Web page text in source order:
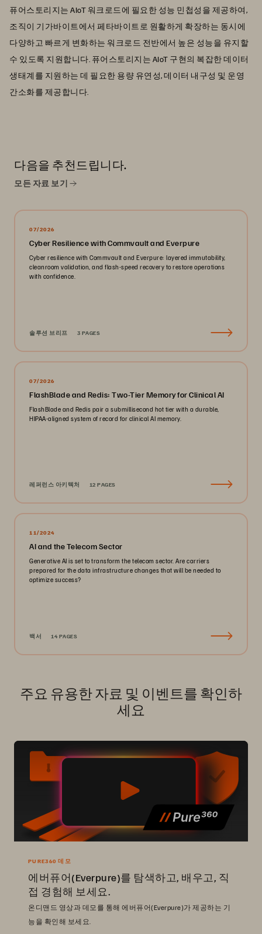
퓨어스토리지는 AIoT 워크로드에 필요한 성능 민첩성을 제공하여,
조직이 기가바이트에서 페타바이트로 원활하게 확장하는 동시에
다양하고 빠르게 변화하는 워크로드 전반에서 높은 성능을 유지할
수 있도록 지원합니다. 퓨어스토리지는 AIoT 구현의 복잡한 데이터
생태계를 지원하는 데 필요한 용량 유연성, 데이터 내구성 및 운영
간소화를 제공합니다.
다음을 추천드립니다.
모든 자료 보기
07/2026
Cyber Resilience with Commvault and Everpure
Cyber resilience with Commvault and Everpure: layered immutability,
cleanroom validation, and flash-speed recovery to restore operations
with confidence.
솔루션 브리프 3 PAGES
07/2026
FlashBlade and Redis: Two-Tier Memory for Clinical AI
FlashBlade and Redis pair a submillisecond hot tier with a durable,
HIPAA-aligned system of record for clinical AI memory.
레퍼런스 아키텍처 12 PAGES
11/2024
AI and the Telecom Sector
Generative AI is set to transform the telecom sector. Are carriers
prepared for the data infrastructure changes that will be needed to
optimize success?
백서 14 PAGES
주요 유용한 자료 및 이벤트를 확인하
세요
PURE360 데모
에버퓨어(Everpure)를 탐색하고, 배우고, 직
접 경험해 보세요.
온디맨드 영상과 데모를 통해 에버퓨어(Everpure)가 제공하는 기
능을 확인해 보세요.